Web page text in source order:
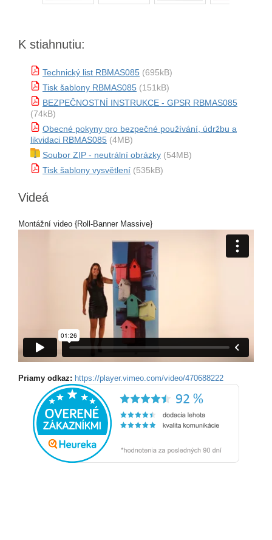
K stiahnutiu:
Technický list RBMAS085 (695kB)
Tisk šablony RBMAS085 (151kB)
BEZPEČNOSTNÍ INSTRUKCE - GPSR RBMAS085
(74kB)
Obecné pokyny pro bezpečné používání, údržbu a
likvidaci RBMAS085 (4MB)
Soubor ZIP - neutrální obrázky (54MB)
Tisk šablony vysvětlení (535kB)
Videá
Montážní video {Roll-Banner Massive}
Priamy odkaz: https://player.vimeo.com/video/470688222